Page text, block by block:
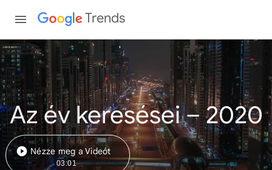
Trends
Az év keresései – 2020
Nézze meg a Videót
03:01